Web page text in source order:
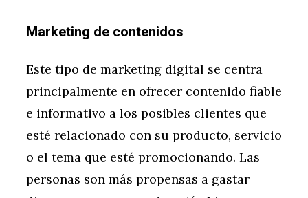
Marketing de contenidos
Este tipo de marketing digital se centra
principalmente en ofrecer contenido fiable
e informativo a los posibles clientes que
esté relacionado con su producto, servicio
o el tema que esté promocionando. Las
personas son más propensas a gastar